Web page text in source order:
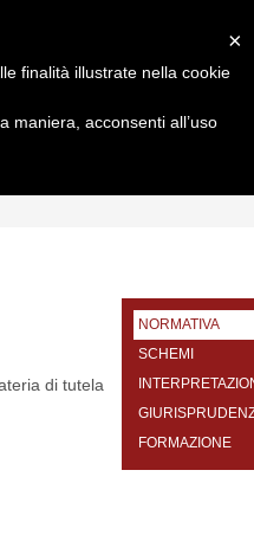
di tutela
NORMATIVA
SCHEMI
FORMAZIONE
×
finalità illustrate nella cookie
maniera, acconsenti all’uso